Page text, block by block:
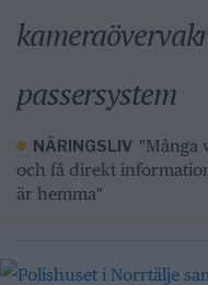
passersystem
NÄRINGSLIV "Många
och få direkt
är hemma"